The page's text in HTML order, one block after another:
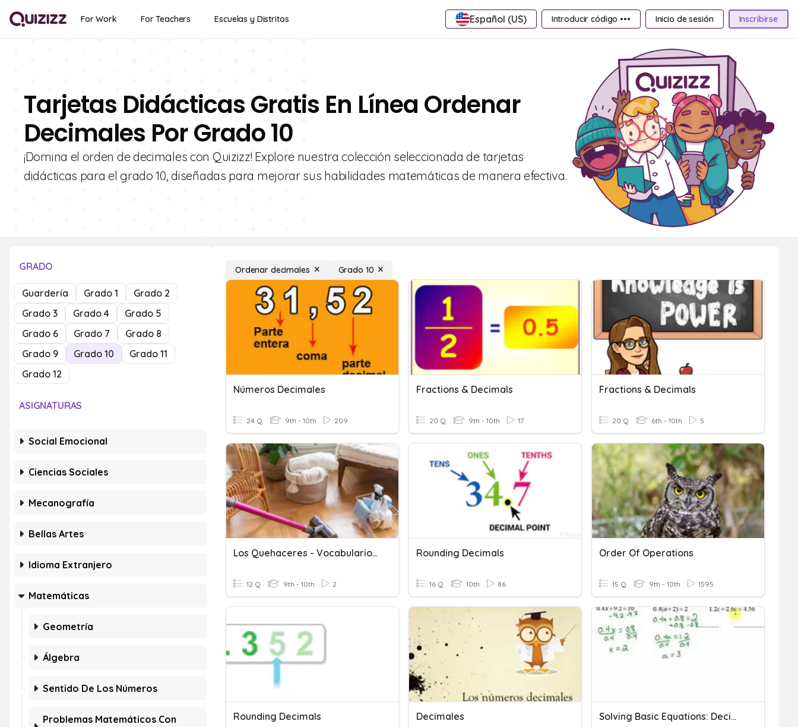
For Work For Teachers Escuelas y Distritos Español (US) Introducir código ••• Inicio de sesión Inscribirse
Tarjetas Didácticas Gratis En Línea Ordenar
Decimales Por Grado 10
¡Domina el orden de decimales con Quizizz! Explore nuestra colección seleccionada de tarjetas
didácticas para el grado 10, diseñadas para mejorar sus habilidades matemáticas de manera efectiva.
GRADO
Guardería Grado 1
Grado 2
Grado 3
Grado 4
Grado 5
Grado 6
Grado 7
Grado 8
Grado 9
Grado 10
Grado 11
Grado 12
ASIGNATURAS
Social Emocional
Ciencias Sociales
Mecanografía
Bellas Artes
Idioma Extranjero
Matemáticas
Geometría
Álgebra
Sentido De Los Números
Problemas Matemáticos Con
Ordenar decimales Grado 10
Números Decimales
24 Q 9th - 10th 209
Fractions & Decimals
20 Q 9th - 10th 17
Fractions & Decimals
20 Q 6th - 10th 5
Los Quehaceres - Vocabulario Y Formas
12 Q 9th - 10th 2
Rounding Decimals
16 Q 10th 86
Order Of Operations
15 Q 9th - 10th 1595
Rounding Decimals Decimales Solving Basic Equations: Decimals